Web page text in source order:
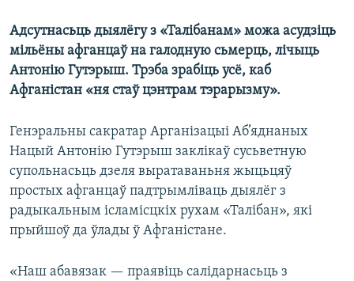
Адсутнасьць дыялёгу з «Талібанам» можа асудзіць
мільёны афганцаў на галодную сьмерць, лічыць
Антонію Гутэрыш. Трэба зрабіць усё, каб
Афганістан «ня стаў цэнтрам тэрарызму».
Генэральны сакратар Арганізацыі Аб’яднаных
Нацый Антонію Гутэрыш заклікаў сусьветную
супольнасьць дзеля выратаваньня жыцьцяў
простых афганцаў падтрымліваць дыялёг з
радыкальным ісламісцкіх рухам «Талібан», які
прыйшоў да ўлады ў Афганістане.
«Наш абавязак — праявіць салідарнасьць з